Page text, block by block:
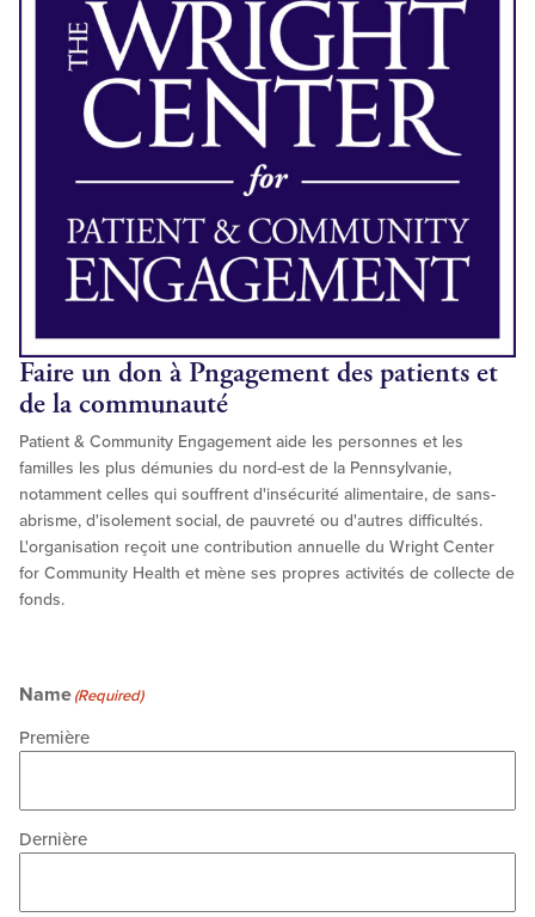
Faire un don à Pngagement des patients et
de la communauté
Patient & Community Engagement aide les personnes et les
familles les plus démunies du nord-est de la Pennsylvanie,
notamment celles qui souffrent d'insécurité alimentaire, de sans-
abrisme, d'isolement social, de pauvreté ou d'autres difficultés.
L'organisation reçoit une contribution annuelle du Wright Center
for Community Health et mène ses propres activités de collecte de
fonds.
Name(Required)
Première
Dernière